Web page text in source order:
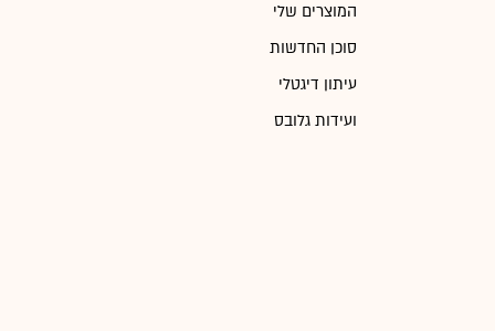
המוצרים שלי
סוכן החדשות
עיתון דיגטלי
ועידות גלובס